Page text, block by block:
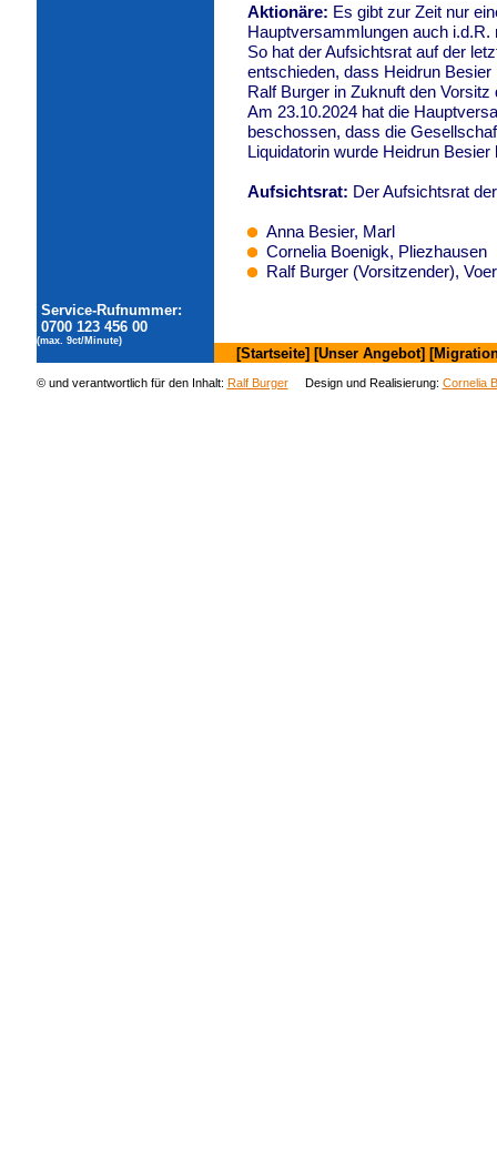
Aktionäre: Es gibt zur Zeit nur
Hauptversammlungen auch
So hat der Aufsichtsrat auf der
entschieden, dass Heidrun
Ralf Burger in Zuknuft den
Am 23.10.2024 hat die
beschossen, dass die
Liquidatorin wurde Heidrun Besier
Aufsichtsrat: Der Aufsichtsrat
Anna Besier, Marl
Cornelia Boenigk, Pliezhausen
Ralf Burger (Vorsitzender),
Service-Rufnummer:
0700 123 456 00
(max. 9ct/Minute)
[Startseite] [Unser Angebot]
© und verantwortlich für den Inhalt: Ralf BurgerDesign und Realisierung: Cornelia